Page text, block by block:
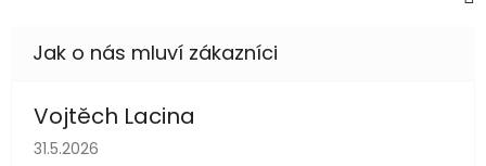
Vojtěch Lacina
Hodnocení obchodu je 5 z 5 hvězdiček.
31.5.2026